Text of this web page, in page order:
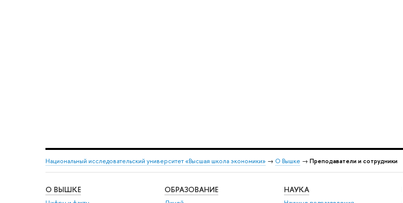
Национальный исследовательский университет «Высшая школа экономики» → О Вышке → Преподаватели и сотрудники
О ВЫШКЕ ОБРАЗОВАНИЕ НАУКА